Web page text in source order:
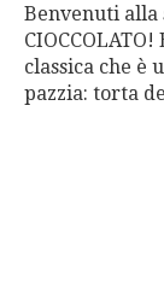
Benvenuti alla
classica che è
pazzia: torta